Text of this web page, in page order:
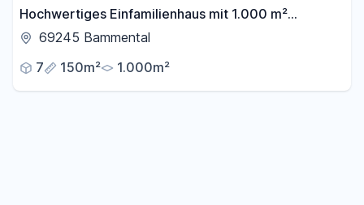
Hochwertiges Einfamilienhaus mit 1.000 m²
Grundstück und Homeoffice nahe Heidelberg
69245 Bammental
7
150m² 1.000m²